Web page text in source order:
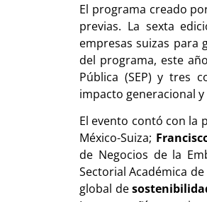
El programa creado
previas. La sexta
empresas suizas para
del programa, este
Pública (SEP) y tres
impacto generacional
El evento contó con la
México-Suiza;
de Negocios de la
Sectorial Académica
global de